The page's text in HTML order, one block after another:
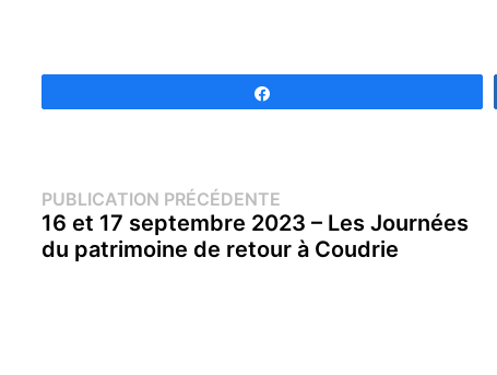
Navigation
de
PUBLICATION PRÉCÉDENTE
précédente :
16 et 17 septembre 2023 – Les Journées
du patrimoine de retour à Coudrie